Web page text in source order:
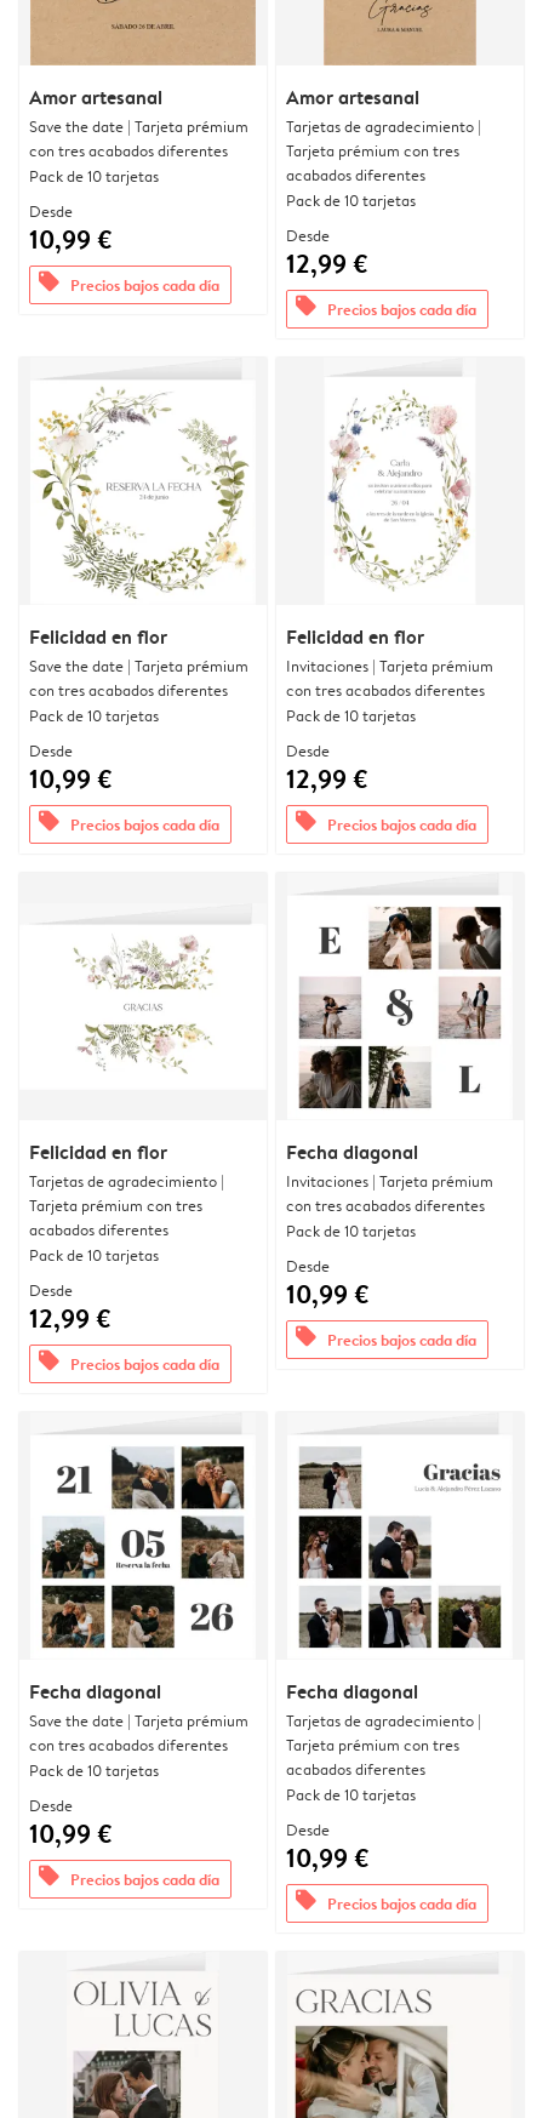
Amor artesanal
Save the date | Tarjeta prémium
con tres acabados diferentes
Pack de 10 tarjetas
Desde
10,99 €
offers Precios bajos cada día
Amor artesanal
Tarjetas de agradecimiento |
Tarjeta prémium con tres
acabados diferentes
Pack de 10 tarjetas
Desde
12,99 €
offers Precios bajos cada día
Felicidad en flor
Save the date | Tarjeta prémium
con tres acabados diferentes
Pack de 10 tarjetas
Desde
10,99 €
offers Precios bajos cada día
Felicidad en flor
Invitaciones | Tarjeta prémium
con tres acabados diferentes
Pack de 10 tarjetas
Desde
12,99 €
offers Precios bajos cada día
Felicidad en flor
Tarjetas de agradecimiento |
Tarjeta prémium con tres
acabados diferentes
Pack de 10 tarjetas
Desde
12,99 €
offers Precios bajos cada día
Fecha diagonal
Invitaciones | Tarjeta prémium
con tres acabados diferentes
Pack de 10 tarjetas
Desde
10,99 €
offers Precios bajos cada día
Fecha diagonal
Save the date | Tarjeta prémium
con tres acabados diferentes
Pack de 10 tarjetas
Desde
10,99 €
offers Precios bajos cada día
Fecha diagonal
Tarjetas de agradecimiento |
Tarjeta prémium con tres
acabados diferentes
Pack de 10 tarjetas
Desde
10,99 €
offers Precios bajos cada día